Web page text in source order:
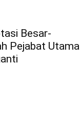
Besar-
Pejabat Utama